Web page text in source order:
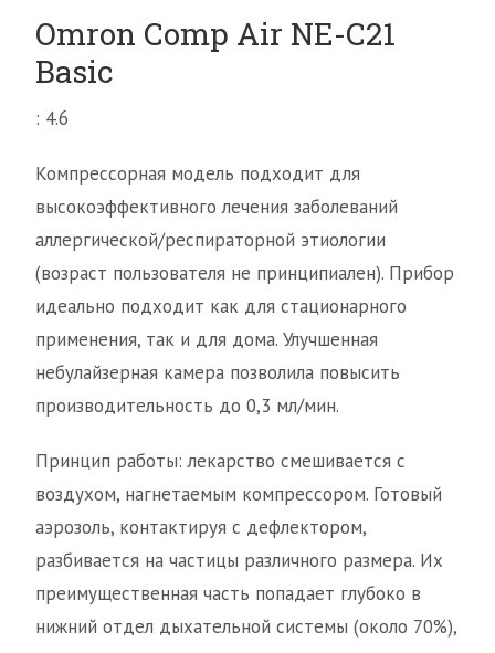
Omron Comp Air NE-C21
Basic
: 4.6
Компрессорная модель подходит для
высокоэффективного лечения заболеваний
аллергической/респираторной этиологии
(возраст пользователя не принципиален). Прибор
идеально подходит как для стационарного
применения, так и для дома. Улучшенная
небулайзерная камера позволила повысить
производительность до 0,3 мл/мин.
Принцип работы: лекарство смешивается с
воздухом, нагнетаемым компрессором. Готовый
аэрозоль, контактируя с дефлектором,
разбивается на частицы различного размера. Их
преимущественная часть попадает глубоко в
нижний отдел дыхательной системы (около 70%),